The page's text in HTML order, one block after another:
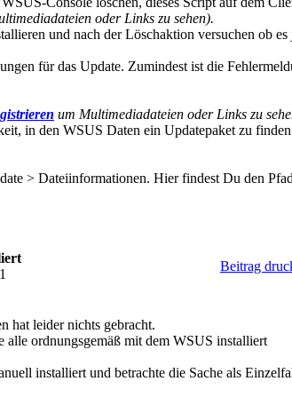
oder Links zu sehen).
und nach der Löschaktion versuchen ob
für das Update. Zumindest ist die
um Multimediadateien oder Links zu
in den WSUS Daten ein Updatepaket zu
> Dateiinformationen. Hier findest Du den
Beitrag
hat leider nichts gebracht.
alle ordnungsgemäß mit dem WSUS installiert
installiert und betrachte die Sache als